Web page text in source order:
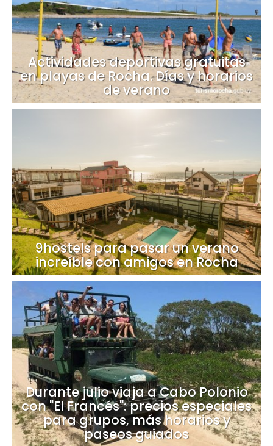
Actividades deportivas gratuitas
en playas de Rocha. Días y horarios
de verano
9hostels para pasar un verano
increíble con amigos en Rocha
Durante julio viaja a Cabo Polonio
con "El Francés": precios especiales
para grupos, más horarios y
paseos guiados